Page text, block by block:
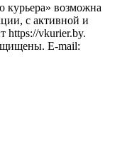
курьера» возможна
с активной и
https://vkurier.by.
E-mail: